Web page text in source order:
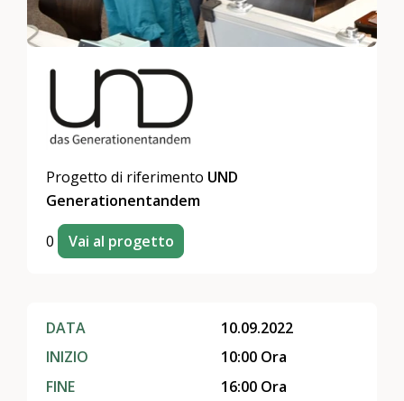
Progetto di riferimento UND
Generationentandem
0 Vai al progetto
DATA
INIZIO
FINE
10.09.2022
10:00 Ora
16:00 Ora